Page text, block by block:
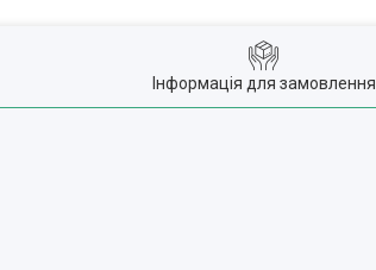
Інформація для замовлення